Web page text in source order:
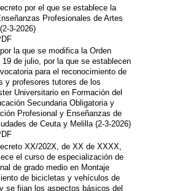
por el que se establece la
Profesionales de Artes
3-2026)
la que se modifica la Orden
19 de julio, por la que se establecen
para el reconocimiento de
y profesores tutores de los
Universitario en Formación del
Secundaria Obligatoria y
Profesional y Enseñanzas de
de Ceuta y Melilla (2-3-2026)
XX/202X, de XX de XXXX,
el curso de especialización de
de grado medio en Montaje
de bicicletas y vehículos de
se fijan los aspectos básicos del